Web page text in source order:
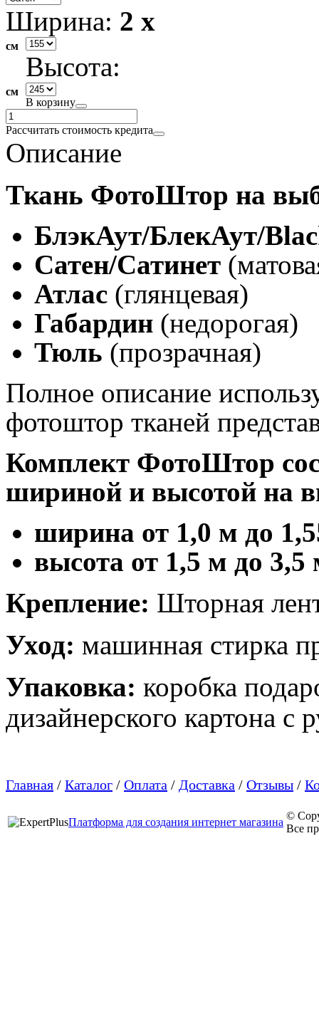
Ширина: 2 x
см
Высота:
см
В корзину
Рассчитать стоимость кредита
Описание
Ткань ФотоШтор на
БлэкАут/БлекАут/
Сатен/Сатинет
Атлас (глянцевая)
Габардин (недорогая)
Тюль (прозрачная)
Полное описание
фотоштор тканей
Комплект ФотоШтор
шириной и высотой на
ширина от 1,0 м до
высота от 1,5 м до 3,5
Крепление: Шторная
Уход: машинная стирка
Упаковка: коробка
дизайнерского картона с
Главная / Каталог / Оплата / Доставка / Отзывы /
Платформа для создания интернет магазина
©
Все